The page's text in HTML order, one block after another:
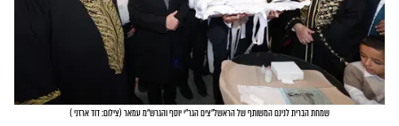
שמחת הברית לנינם המשותף של הראשל"צים הגר"י יוסף והגרש"מ עמאר (צילום: דוד ארזני)